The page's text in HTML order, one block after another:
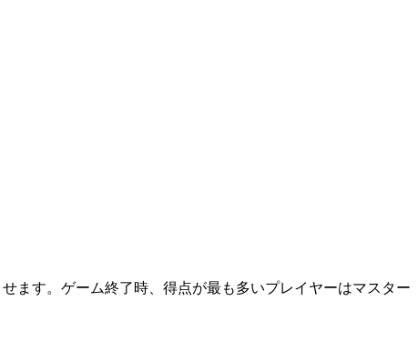
ます。ゲーム終了時、得点が最も多いプレイヤーはマスター